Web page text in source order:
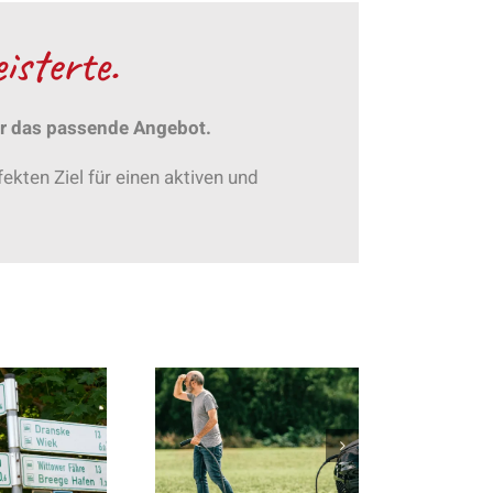
das passende Angebot.
Ziel für einen aktiven und